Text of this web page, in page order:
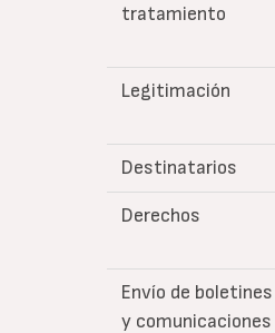
tratamiento
Legitimación
Destinatarios
Derechos
Envío de boletines
y comunicaciones